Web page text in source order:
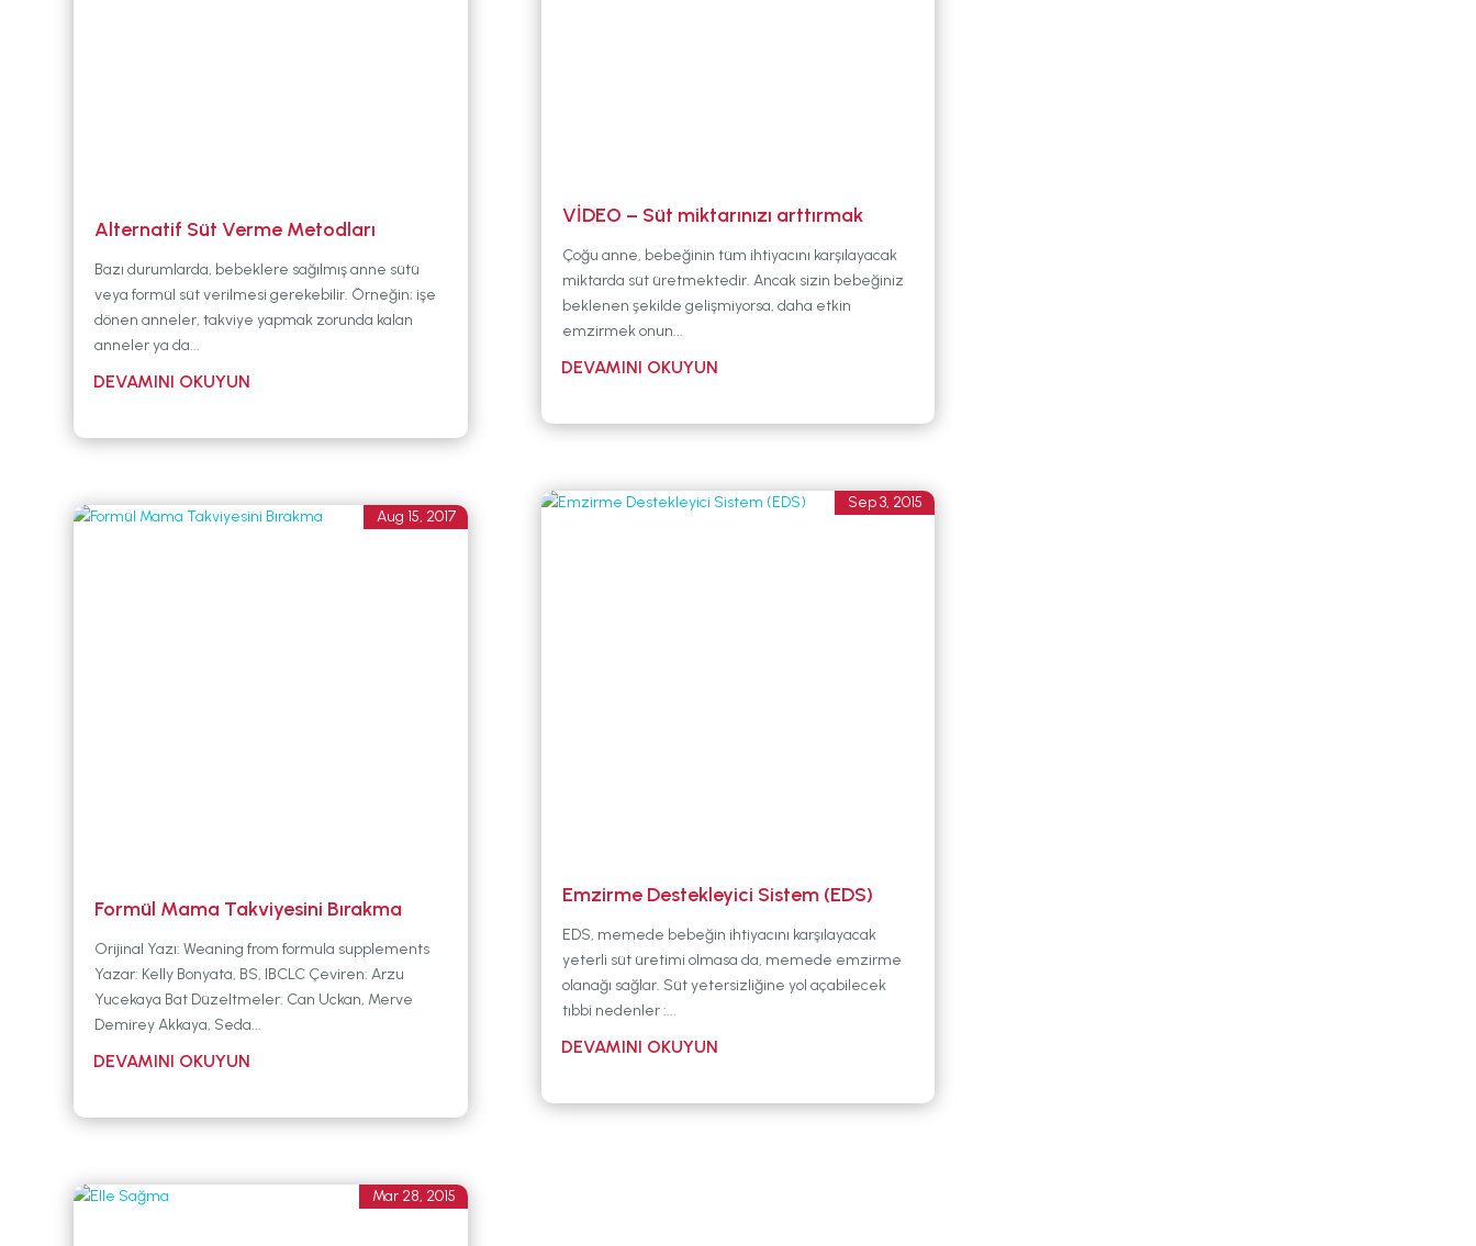
Alternatif Süt Verme Metodları
Bazı durumlarda, bebeklere sağılmış anne sütü
veya formül süt verilmesi gerekebilir. Örneğin; işe
dönen anneler, takviye yapmak zorunda kalan
anneler ya da...
Formül Mama Takviyesini Bırakma
Aug 15, 2017
Orijinal Yazı: Weaning from formula supplements
Yazar: Kelly Bonyata, BS, IBCLC Çeviren: Arzu
Yucekaya Bat Düzeltmeler: Can Uckan, Merve
Demirey Akkaya, Seda...
Mar 28, 2015
VİDEO – Süt miktarınızı arttırmak
Çoğu anne, bebeğinin tüm ihtiyacını karşılayacak
miktarda süt üretmektedir. Ancak sizin bebeğiniz
beklenen şekilde gelişmiyorsa, daha etkin
emzirmek onun...
Emzirme Destekleyici Sistem (EDS)
Sep 3, 2015
EDS, memede bebeğin ihtiyacını karşılayacak
yeterli süt üretimi olmasa da, memede emzirme
olanağı sağlar. Süt yetersizliğine yol açabilecek
tıbbi nedenler :...